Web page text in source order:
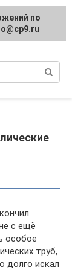
с ещё
особое
труб,
долго искал
по